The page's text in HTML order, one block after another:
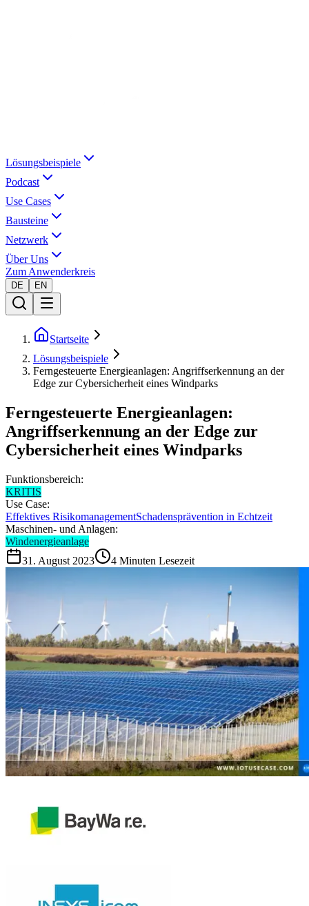
Lösungsbeispiele
Podcast
Use Cases
Bausteine
Netzwerk
Über Uns
Zum Anwenderkreis
DE EN
Startseite
Lösungsbeispiele
Ferngesteuerte Energieanlagen: Angriffserkennung an der
Edge zur Cybersicherheit eines Windparks
Ferngesteuerte Energieanlagen:
Angriffserkennung an der Edge zur
Cybersicherheit eines Windparks
Funktionsbereich:
KRITIS
Use Case:
Effektives RisikomanagementSchadensprävention in Echtzeit
Maschinen- und Anlagen:
Windenergieanlage
31. August 2023
4 Minuten Lesezeit